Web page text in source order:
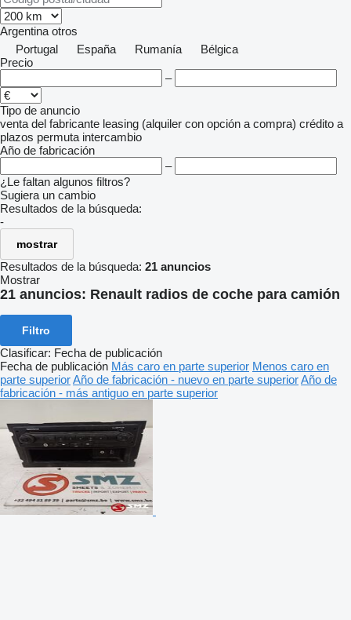
Argentina otros
Portugal
España Rumanía
Bélgica
Precio
–
Tipo de anuncio
venta del fabricante leasing (alquiler con opción a compra) crédito a
plazos permuta intercambio
Año de fabricación
–
¿Le faltan algunos filtros?
Sugiera un cambio
Resultados de la búsqueda:
-
mostrar
Resultados de la búsqueda: 21 anuncios
Mostrar
21 anuncios: Renault radios de coche para camión
Filtro
Clasificar: Fecha de publicación
Fecha de publicación Más caro en parte superior Menos caro en
parte superiorAño de fabricación - nuevo en parte superiorAño de
fabricación - más antiguo en parte superior